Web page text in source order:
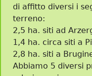
di affitto diversi i
terreno:
2,5 ha. siti ad
1,4 ha. circa siti a
2,8 ha. siti a
Abbiamo 5 diversi